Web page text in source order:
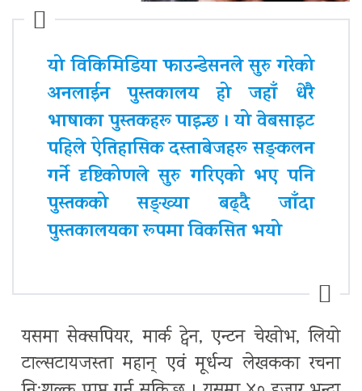
यो विकिमिडिया फाउन्डेसनले सुरु गरेको
अनलाईन पुस्तकालय हो जहाँ धेरै
भाषाका पुस्तकहरू पाइन्छ । यो वेबसाइट
पहिले ऐतिहासिक दस्ताबेजहरू सङ्कलन
गर्ने दृष्टिकोणले सुरु गरिएको भए पनि
पुस्तकको सङ्ख्या बढ्दै जाँदा
पुस्तकालयका रूपमा विकसित भयो
यसमा सेक्सपियर, मार्क ट्वेन, एन्टन चेखोभ, लियो
टाल्सटायजस्ता महान् एवं मूर्धन्य लेखकका रचना